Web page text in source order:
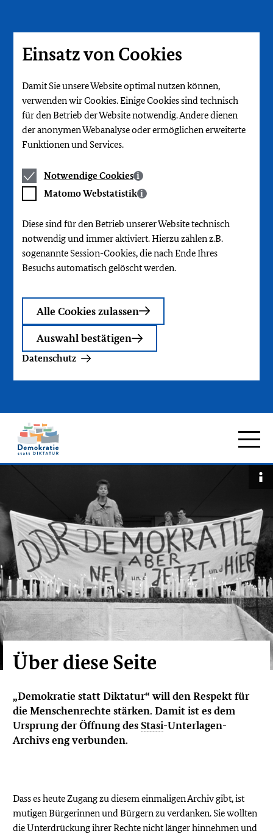
Einsatz von Cookies
Damit Sie unsere Website optimal nutzen können,
verwenden wir Cookies. Einige Cookies sind technisch
für den Betrieb der Website notwendig. Andere dienen
der anonymen Webanalyse oder ermöglichen erweiterte
Funktionen und Services.
Notwendige
Cookies
Notwendige Cookies
Matomo
Webstatistik
Matomo Webstatistik
Diese sind für den Betrieb unserer Website technisch
notwendig und immer aktiviert. Hierzu zählen z.B.
sogenannte Session-Cookies, die nach Ende Ihres
Besuchs automatisch gelöscht werden.
Alle Cookies zulassen
Auswahl bestätigen
Datenschutz
Zur
Startseite
Über diese Seite
„Demokratie statt Diktatur“ will den Respekt für
die Menschenrechte stärken. Damit ist es dem
Ursprung der Öffnung des Stasi-Unterlagen-
Archivs eng verbunden.
Dass es heute Zugang zu diesem einmaligen Archiv gibt, ist
mutigen Bürgerinnen und Bürgern zu verdanken. Sie wollten
die Unterdrückung ihrer Rechte nicht länger hinnehmen und